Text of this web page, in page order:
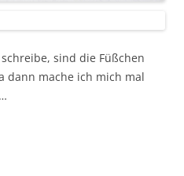
sind die Füßchen
dann mache ich mich mal